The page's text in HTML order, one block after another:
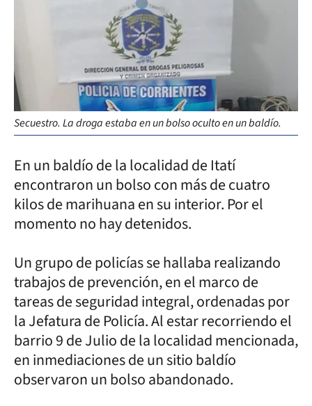
Secuestro. La droga estaba en un bolso oculto en un baldío.
En un baldío de la localidad de Itatí
encontraron un bolso con más de cuatro
kilos de marihuana en su interior. Por el
momento no hay detenidos.
Un grupo de policías se hallaba realizando
trabajos de prevención, en el marco de
tareas de seguridad integral, ordenadas por
la Jefatura de Policía. Al estar recorriendo el
barrio 9 de Julio de la localidad mencionada,
en inmediaciones de un sitio baldío
observaron un bolso abandonado.